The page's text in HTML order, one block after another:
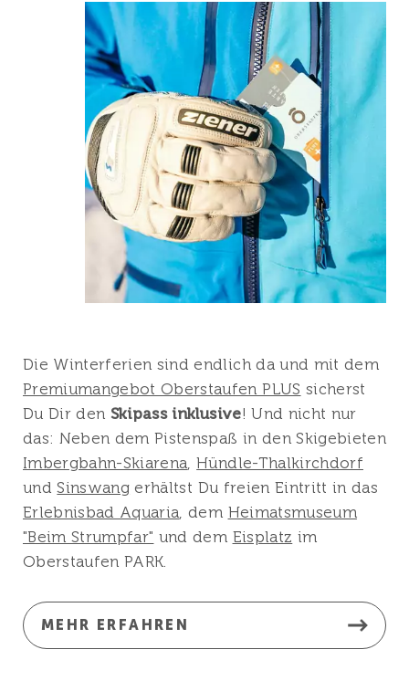
Die Winterferien sind endlich da und mit dem
Premiumangebot Oberstaufen PLUS sicherst
Du Dir den Skipass inklusive! Und nicht nur
das: Neben dem Pistenspaß in den Skigebieten
Imbergbahn-Skiarena,Hündle-Thalkirchdorf
undSinswang erhältst Du freien Eintritt in das
Erlebnisbad Aquaria, dem Heimatsmuseum
"Beim Strumpfar" und dem Eisplatz im
Oberstaufen PARK.
MEHR ERFAHREN